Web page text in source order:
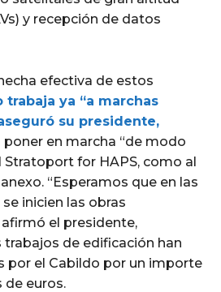
y recepción de datos
efectiva de estos
trabaja ya “a marchas
su presidente,
poner en marcha “de modo
for HAPS, como al
“Esperamos que en las
inicien las obras
el presidente,
de edificación han
por el Cabildo por un importe
de euros.